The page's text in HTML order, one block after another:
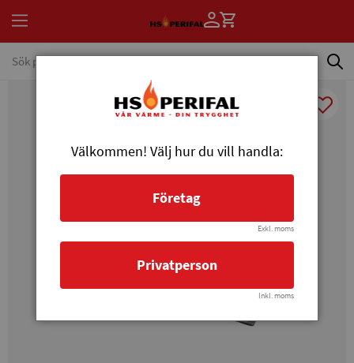
Välkommen! Välj hur du vill handla:
Företag
Exkl. moms
Privatperson
Inkl. moms